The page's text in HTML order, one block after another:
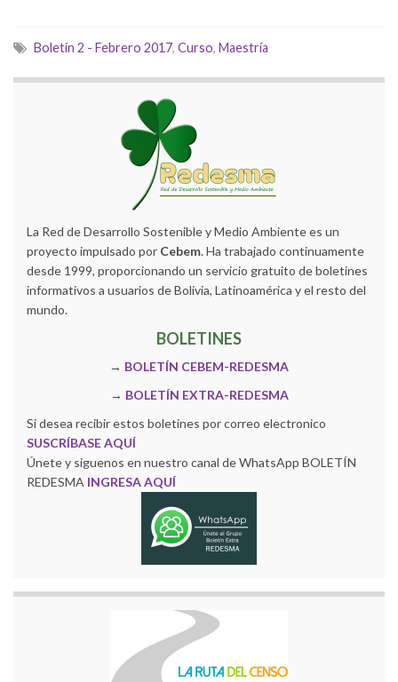
Boletín 2 - Febrero 2017, Curso, Maestría
La Red de Desarrollo Sostenible y Medio Ambiente es un
proyecto impulsado por Cebem. Ha trabajado continuamente
desde 1999, proporcionando un servicio gratuito de boletines
informativos a usuarios de Bolivia, Latinoamérica y el resto del
mundo.
BOLETINES
→ BOLETÍN CEBEM-REDESMA
→ BOLETÍN EXTRA-REDESMA
Si desea recibir estos boletines por correo electronico
SUSCRÍBASE AQUÍ
Únete y siguenos en nuestro canal de WhatsApp BOLETÍN
REDESMA INGRESA AQUÍ